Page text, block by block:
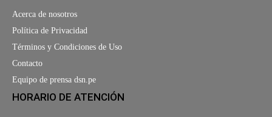
Acerca de nosotros
Política de Privacidad
Términos y Condiciones de Uso
Contacto
Equipo de prensa dsn.pe
HORARIO DE ATENCIÓN